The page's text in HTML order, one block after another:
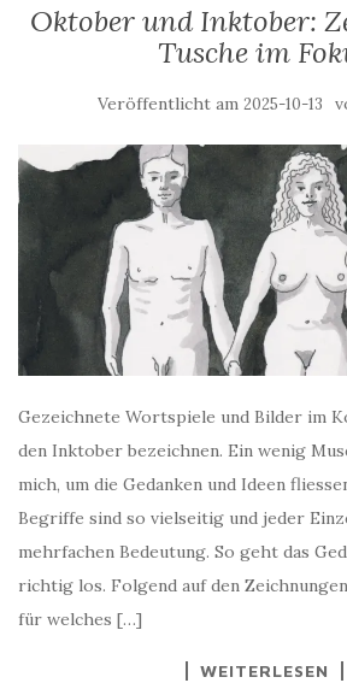
Oktober und Inktober:
Tusche im
Veröffentlicht am 2025-10-13
Gezeichnete Wortspiele und Bilder im
den Inktober bezeichnen. Ein wenig
mich, um die Gedanken und Ideen
Begriffe sind so vielseitig und jeder
mehrfachen Bedeutung. So geht das
richtig los. Folgend auf den
für welches […]
WEITERLESEN